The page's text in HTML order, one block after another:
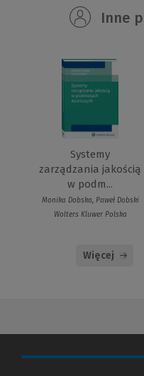
Inne
Systemy
zarządzania jakością
w podm...
Monika Dobska, Paweł Dobski
Wolters Kluwer Polska
Więcej